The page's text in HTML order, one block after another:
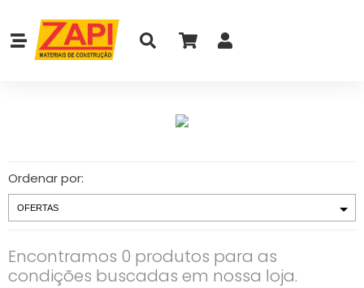
Ordenar por:
Encontramos 0 produtos para as
condições buscadas em nossa loja.